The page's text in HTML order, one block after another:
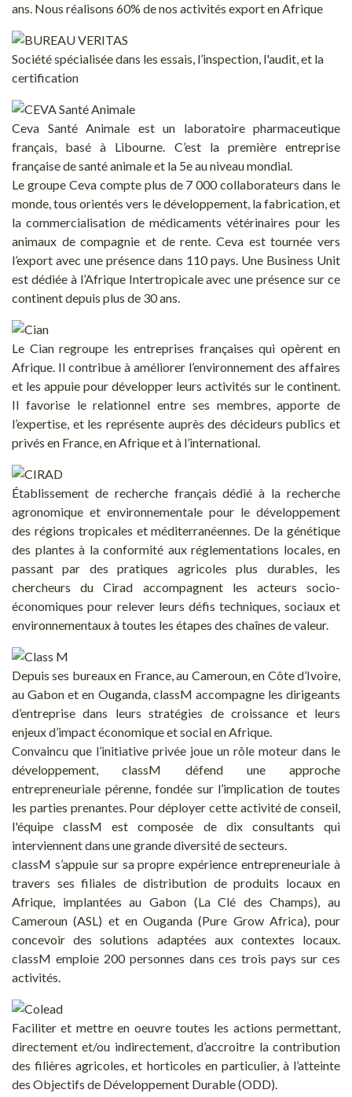
ans. Nous réalisons 60% de nos activités export en Afrique
Société spécialisée dans les essais, l’inspection, l'audit, et la
certification
Ceva Santé Animale est un laboratoire pharmaceutique
français, basé à Libourne. C’est la première entreprise
française de santé animale et la 5e au niveau mondial.
Le groupe Ceva compte plus de 7 000 collaborateurs dans le
monde, tous orientés vers le développement, la fabrication, et
la commercialisation de médicaments vétérinaires pour les
animaux de compagnie et de rente. Ceva est tournée vers
l’export avec une présence dans 110 pays. Une Business Unit
est dédiée à l’Afrique Intertropicale avec une présence sur ce
continent depuis plus de 30 ans.
Le Cian regroupe les entreprises françaises qui opèrent en
Afrique. Il contribue à améliorer l’environnement des affaires
et les appuie pour développer leurs activités sur le continent.
Il favorise le relationnel entre ses membres, apporte de
l’expertise, et les représente auprès des décideurs publics et
privés en France, en Afrique et à l’international.
Établissement de recherche français dédié à la recherche
agronomique et environnementale pour le développement
des régions tropicales et méditerranéennes. De la génétique
des plantes à la conformité aux réglementations locales, en
passant par des pratiques agricoles plus durables, les
chercheurs du Cirad accompagnent les acteurs socio-
économiques pour relever leurs défis techniques, sociaux et
environnementaux à toutes les étapes des chaînes de valeur.
Depuis ses bureaux en France, au Cameroun, en Côte d’Ivoire,
au Gabon et en Ouganda, classM accompagne les dirigeants
d’entreprise dans leurs stratégies de croissance et leurs
enjeux d’impact économique et social en Afrique.
Convaincu que l’initiative privée joue un rôle moteur dans le
développement, classM défend une approche
entrepreneuriale pérenne, fondée sur l’implication de toutes
les parties prenantes. Pour déployer cette activité de conseil,
l'équipe classM est composée de dix consultants qui
interviennent dans une grande diversité de secteurs.
classM s’appuie sur sa propre expérience entrepreneuriale à
travers ses filiales de distribution de produits locaux en
Afrique, implantées au Gabon (La Clé des Champs), au
Cameroun (ASL) et en Ouganda (Pure Grow Africa), pour
concevoir des solutions adaptées aux contextes locaux.
classM emploie 200 personnes dans ces trois pays sur ces
activités.
Faciliter et mettre en oeuvre toutes les actions permettant,
directement et/ou indirectement, d’accroitre la contribution
des filières agricoles, et horticoles en particulier, à l’atteinte
des Objectifs de Développement Durable (ODD).